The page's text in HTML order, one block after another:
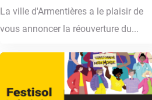
La ville d'Armentières a le plaisir de
vous annoncer la réouverture du...